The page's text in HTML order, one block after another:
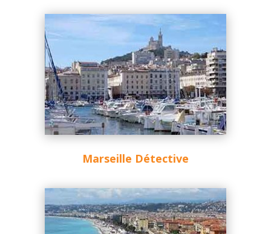
Marseille Détective